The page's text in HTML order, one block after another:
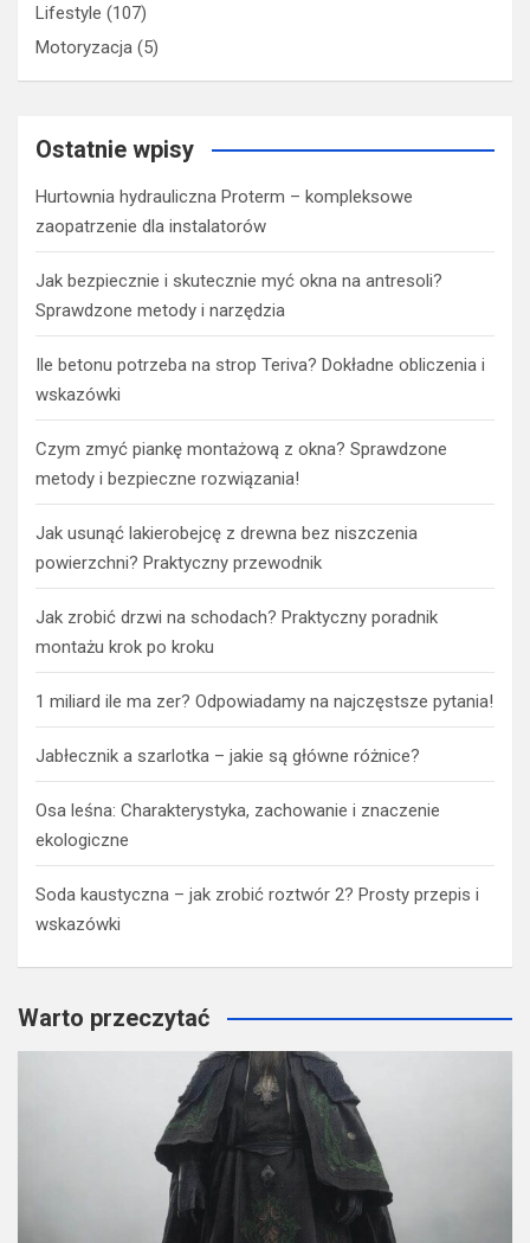
Lifestyle (107)
Motoryzacja (5)
Ostatnie wpisy
Hurtownia hydrauliczna Proterm – kompleksowe
zaopatrzenie dla instalatorów
Jak bezpiecznie i skutecznie myć okna na antresoli?
Sprawdzone metody i narzędzia
Ile betonu potrzeba na strop Teriva? Dokładne obliczenia i
wskazówki
Czym zmyć piankę montażową z okna? Sprawdzone
metody i bezpieczne rozwiązania!
Jak usunąć lakierobejcę z drewna bez niszczenia
powierzchni? Praktyczny przewodnik
Jak zrobić drzwi na schodach? Praktyczny poradnik
montażu krok po kroku
1 miliard ile ma zer? Odpowiadamy na najczęstsze pytania!
Jabłecznik a szarlotka – jakie są główne różnice?
Osa leśna: Charakterystyka, zachowanie i znaczenie
ekologiczne
Soda kaustyczna – jak zrobić roztwór 2? Prosty przepis i
wskazówki
Warto przeczytać